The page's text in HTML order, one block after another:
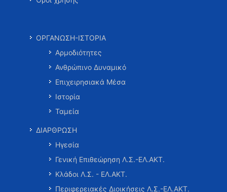
ΟΡΓΑΝΩΣΗ-ΙΣΤΟΡΙΑ
Αρμοδιότητες
Ανθρώπινο Δυναμικό
Επιχειρησιακά Μέσα
Ιστορία
Ταμεία
ΔΙΑΡΘΡΩΣΗ
Ηγεσία
Γενική Επιθεώρηση Λ.Σ.-ΕΛ.ΑΚΤ.
Κλάδοι Λ.Σ. - ΕΛ.ΑΚΤ.
Περιφερειακές Διοικήσεις Λ.Σ.-ΕΛ.ΑΚΤ.